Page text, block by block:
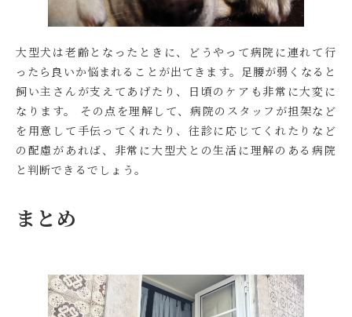
大型犬は老齢となったときに、どうやって病院に連れて行
ったら良いか悩まれることが出てきます。足腰が弱くなると
飼い主さんが支えてあげたり、日頃のケアも非常に大変に
なります。 その点を理解して、病院のスタッフが担架など
を用意して手伝ってくれたり、往診に応じてくれたりなど
の配慮があれば、非常に大型犬との生活に理解のある病院
と判断できるでしょう。
まとめ